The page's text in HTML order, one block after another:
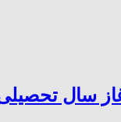
سال